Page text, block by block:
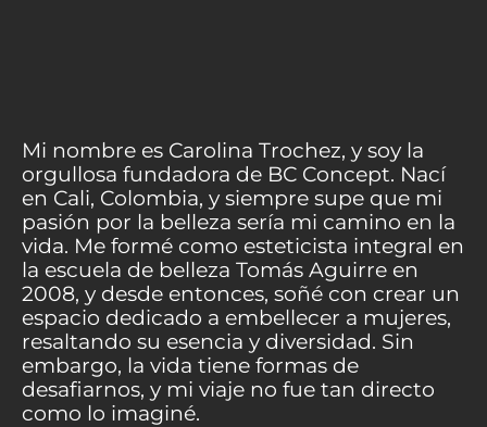
Mi nombre es Carolina Trochez, y soy la
orgullosa fundadora de BC Concept. Nací
en Cali, Colombia, y siempre supe que mi
pasión por la belleza sería mi camino en la
vida. Me formé como esteticista integral en
la escuela de belleza Tomás Aguirre en
2008, y desde entonces, soñé con crear un
espacio dedicado a embellecer a mujeres,
resaltando su esencia y diversidad. Sin
embargo, la vida tiene formas de
desafiarnos, y mi viaje no fue tan directo
como lo imaginé.